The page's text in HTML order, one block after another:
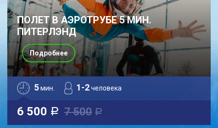
ПОЛЕТ В АЭРОТРУБЕ 5 МИН.
ПИТЕРЛЭНД
5мин. 1-2человека
6 500 a 7 500 a
Подробнее